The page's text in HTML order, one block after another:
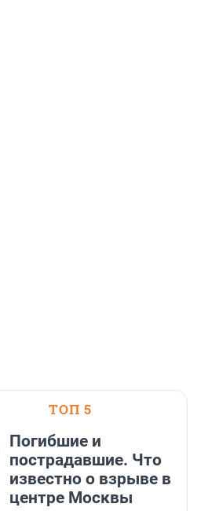
ТОП 5
Погибшие и
пострадавшие. Что
известно о взрыве в
центре Москвы